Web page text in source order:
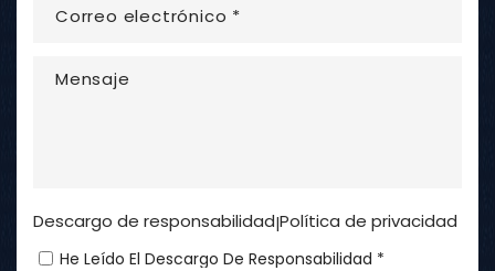
Descargo de responsabilidad|Política de privacidad
He Leído El Descargo De Responsabilidad *